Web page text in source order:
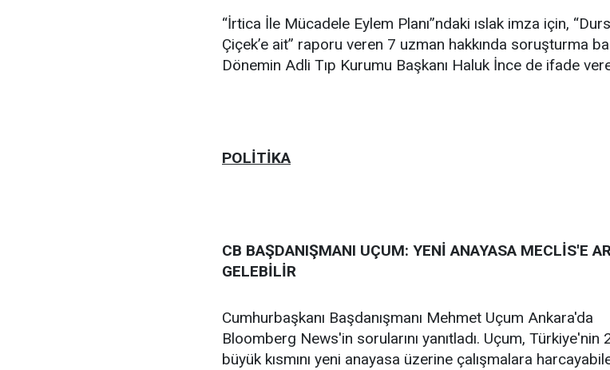
“İrtica İle Mücadele Eylem Planı”ndaki ıslak imza için,
Çiçek’e ait” raporu veren 7 uzman hakkında soruşturma
Dönemin Adli Tıp Kurumu Başkanı Haluk İnce de ifade
POLİTİKA
CB BAŞDANIŞMANI UÇUM: YENİ ANAYASA MECLİS'E
GELEBİLİR
Cumhurbaşkanı Başdanışmanı Mehmet Uçum Ankara'da
Bloomberg News'in sorularını yanıtladı. Uçum, Türkiye'nin
büyük kısmını yeni anayasa üzerine çalışmalara